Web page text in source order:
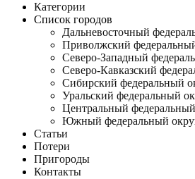
Категории
Список городов
Дальневосточный
Приволжский
Северо-Западный
Северо-Кавказский
Сибирский федеральный
Уральский федеральный
Центральный
Южный федеральный
Статьи
Потери
Пригороды
Контакты